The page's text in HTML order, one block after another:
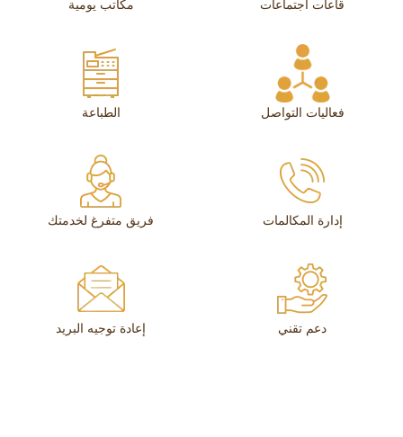
الطباعة فعاليات التواصل
فريق متفرغ لخدمتك إدارة المكالمات
إعادة توجيه البريد دعم تقني